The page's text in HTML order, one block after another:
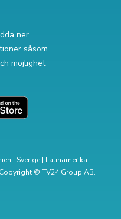
ner
såsom
möjlighet
| Sverige| Latinamerika
© TV24 Group AB.